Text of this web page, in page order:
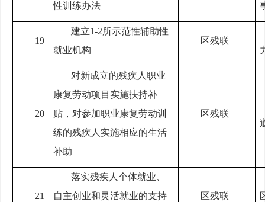
性训练办法
19
建立1-2所示范性辅助性
就业机构
区残联
20
对新成立的残疾人职业
康复劳动项目实施扶持补
贴，对参加职业康复劳动训
练的残疾人实施相应的生活
补助
区残联
21
落实残疾人个体就业、
自主创业和灵活就业的支持
区残联